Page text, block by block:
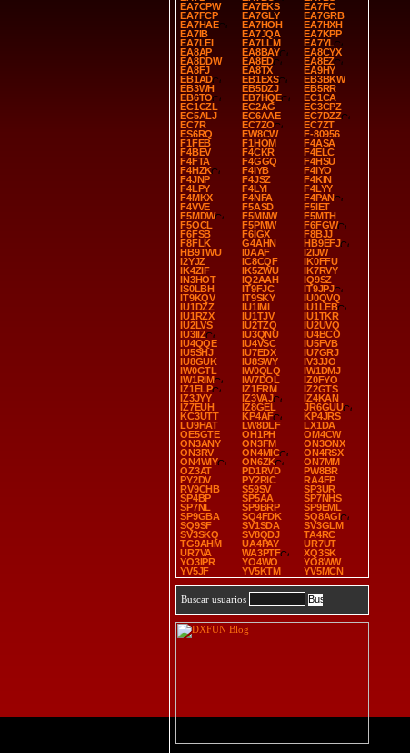
EA7CPW
EA7EKS
EA7FC
EA7FCP
EA7GLY
EA7GRB
EA7HAE
EA7HOH
EA7HXH
EA7IB
EA7JQA
EA7KPP
EA7LEI
EA7LLM
EA7YL
EA8AP
EA8BAY
EA8CYX
EA8DDW
EA8ED
EA8EZ
EA8FJ
EA8TX
EA9HY
EB1AD
EB1EXS
EB3BKW
EB3WH
EB5DZJ
EB5RR
EB6TO
EB7HQE
EC1CA
EC1CZL
EC2AG
EC3CPZ
EC5ALJ
EC6AAE
EC7DZZ
EC7R
EC7ZO
EC7ZT
ES6RQ
EW8CW
F-80956
F1FEB
F1HOM
F4ASA
F4BEV
F4CKR
F4ELC
F4FTA
F4GGQ
F4HSU
F4HZK
F4IYB
F4IYO
F4JNP
F4JSZ
F4KIN
F4LPY
F4LYI
F4LYY
F4MKX
F4NFA
F4PAN
F4VVE
F5ASD
F5IET
F5MDW
F5MNW
F5MTH
F5OCL
F5PMW
F6FGW
F6FSB
F6IGX
F8BJJ
F8FLK
G4AHN
HB9EFJ
HB9TWU
I0AAF
I2IJW
I2YJZ
IC8CQF
IK0FFU
IK4ZIF
IK5ZWU
IK7RVY
IN3HOT
IQ2AAH
IQ9SZ
IS0LBH
IT9FJC
IT9JPJ
IT9KQV
IT9SKY
IU0QVQ
IU1DZZ
IU1IMI
IU1LEB
IU1RZX
IU1TJV
IU1TKR
IU2LVS
IU2TZQ
IU2UVQ
IU3IIZ
IU3QNU
IU4BCO
IU4QQE
IU4VSC
IU5FVB
IU5SHJ
IU7EDX
IU7GRJ
IU8GUK
IU8SWY
IV3JJO
IW0GTL
IW0QLQ
IW1DMJ
IW1RIM
IW7DOL
IZ0FYO
IZ1ELP
IZ1FRM
IZ2GTS
IZ3JYY
IZ3VAJ
IZ4KAN
IZ7EUH
IZ8GEL
JR6GUU
KC3UTT
KP4AF
KP4JRS
LU9HAT
LW8DLF
LX1DA
OE5GTE
OH1PH
OM4CW
ON3ANY
ON3FM
ON3ONX
ON3RV
ON4MIC
ON4RSX
ON4WIY
ON6ZK
ON7MM
OZ3AT
PD1RVD
PW8BR
PY2DV
PY2RIC
RA4FP
RV9CHB
S59SV
SP3UR
SP4BP
SP5AA
SP7NHS
SP7NL
SP9BRP
SP9EML
SP9GBA
SQ4FDK
SQ8AGI
SQ9SF
SV1SDA
SV3GLM
SV3SKQ
SV8QDJ
TA4RC
TG9AHM
UA4PAY
UR7UT
UR7VA
WA3PTF
XQ3SK
YO3IPR
YO4WO
YO8WW
YV5JF
YV5KTM YV5MCN
Buscar usuarios